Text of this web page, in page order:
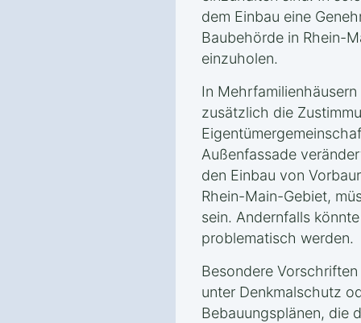
dem Einbau eine
Baubehörde in Rhein-
einzuholen.
In
zusätzlich die
Außenfassade
den Einbau von
Rhein-Main-Gebiet‎,
sein. Andernfalls
problematisch werden.
Besondere
unter Denkmalschutz
Bebauungsplänen, die